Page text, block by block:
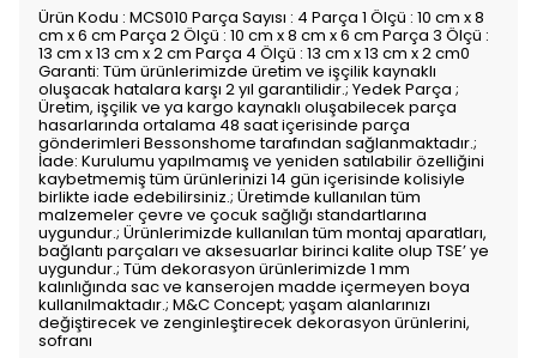
Ürün Kodu : MCS010 Parça Sayısı : 4 Parça 1 Ölçü : 10 cm x 8
cm x 6 cm Parça 2 Ölçü : 10 cm x 8 cm x 6 cm Parça 3 Ölçü :
13 cm x 13 cm x 2 cm Parça 4 Ölçü : 13 cm x 13 cm x 2 cm0
Garanti: Tüm ürünlerimizde üretim ve işçilik kaynaklı
oluşacak hatalara karşı 2 yıl garantilidir.; Yedek Parça ;
Üretim, işçilik ve ya kargo kaynaklı oluşabilecek parça
hasarlarında ortalama 48 saat içerisinde parça
gönderimleri Bessonshome tarafından sağlanmaktadır.;
İade: Kurulumu yapılmamış ve yeniden satılabilir özelliğini
kaybetmemiş tüm ürünlerinizi 14 gün içerisinde kolisiyle
birlikte iade edebilirsiniz.; Üretimde kullanılan tüm
malzemeler çevre ve çocuk sağlığı standartlarına
uygundur.; Ürünlerimizde kullanılan tüm montaj aparatları,
bağlantı parçaları ve aksesuarlar birinci kalite olup TSE’ ye
uygundur.; Tüm dekorasyon ürünlerimizde 1 mm
kalınlığında sac ve kanserojen madde içermeyen boya
kullanılmaktadır.; M&C Concept; yaşam alanlarınızı
değiştirecek ve zenginleştirecek dekorasyon ürünlerini,
sofranı